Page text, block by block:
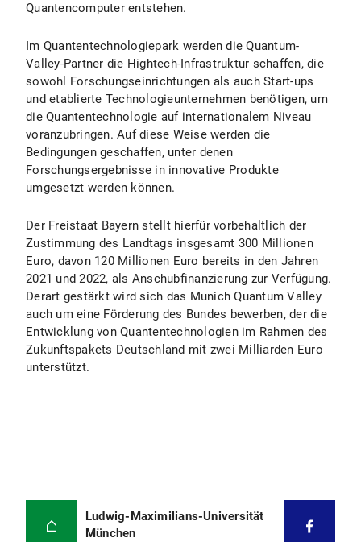
Quantencomputer entstehen.
Im Quantentechnologiepark werden die Quantum-
Valley-Partner die Hightech-Infrastruktur schaffen, die
sowohl Forschungseinrichtungen als auch Start-ups
und etablierte Technologieunternehmen benötigen, um
die Quantentechnologie auf internationalem Niveau
voranzubringen. Auf diese Weise werden die
Bedingungen geschaffen, unter denen
Forschungsergebnisse in innovative Produkte
umgesetzt werden können.
Der Freistaat Bayern stellt hierfür vorbehaltlich der
Zustimmung des Landtags insgesamt 300 Millionen
Euro, davon 120 Millionen Euro bereits in den Jahren
2021 und 2022, als Anschubfinanzierung zur Verfügung.
Derart gestärkt wird sich das Munich Quantum Valley
auch um eine Förderung des Bundes bewerben, der die
Entwicklung von Quantentechnologien im Rahmen des
Zukunftspakets Deutschland mit zwei Milliarden Euro
unterstützt.
Ludwig-Maximilians-Universität
München